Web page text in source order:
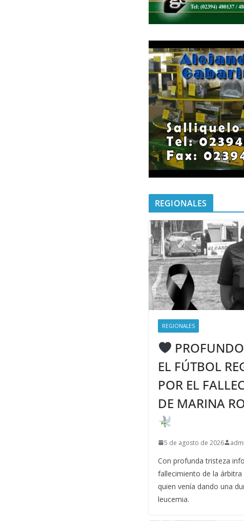
REGIONALES
REGIONALES
EL FÚTBOL
POR EL
DE MARINA
5 de agosto de 2026
Con profunda tristeza
fallecimiento de la árbitra
quien venía dando una
leucemia.